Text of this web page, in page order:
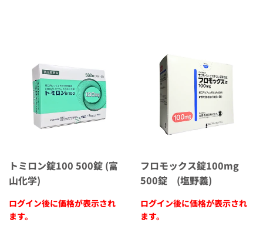
トミロン錠100 500錠 (富
山化学)
ログイン後に価格が表示され
ます。
フロモックス錠100mg
500錠 (塩野義)
ログイン後に価格が表示され
ます。